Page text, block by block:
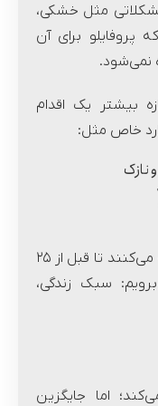
مثل خشکی،
برای آن
نمی‌شود.
بیشتر یک اقدام
خاص مثل:
اما در حالت معمول، پزشکان توصیه می‌کنند تا قبل از ۲۵
سبک زندگی،
اما جایگزین